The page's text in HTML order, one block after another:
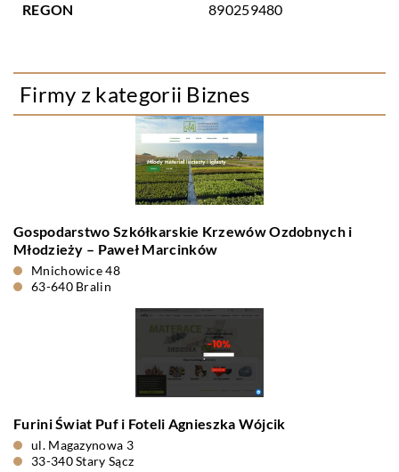
REGON 890259480
Firmy z kategorii Biznes
Gospodarstwo Szkółkarskie Krzewów Ozdobnych i
Młodzieży – Paweł Marcinków
Mnichowice 48
63-640 Bralin
Furini Świat Puf i Foteli Agnieszka Wójcik
ul. Magazynowa 3
33-340 Stary Sącz